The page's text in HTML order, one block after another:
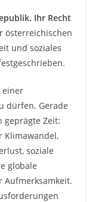
Ihr Recht
österreichischen
und soziales
einer
dürfen. Gerade
geprägte Zeit:
Klimawandel,
soziale
globale
Aufmerksamkeit.